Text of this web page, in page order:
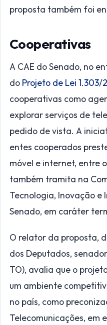
proposta também foi
Cooperativas
A CAE do Senado, no
do Projeto de Lei 1.303/
cooperativas como
explorar serviços de
pedido de vista. A
entes cooperados
móvel e internet, entre
também tramita na
Tecnologia, Inovação
Senado, em caráter
O relator da proposta,
dos Deputados,
TO), avalia que o
um ambiente
no país, como
Telecomunicações, em